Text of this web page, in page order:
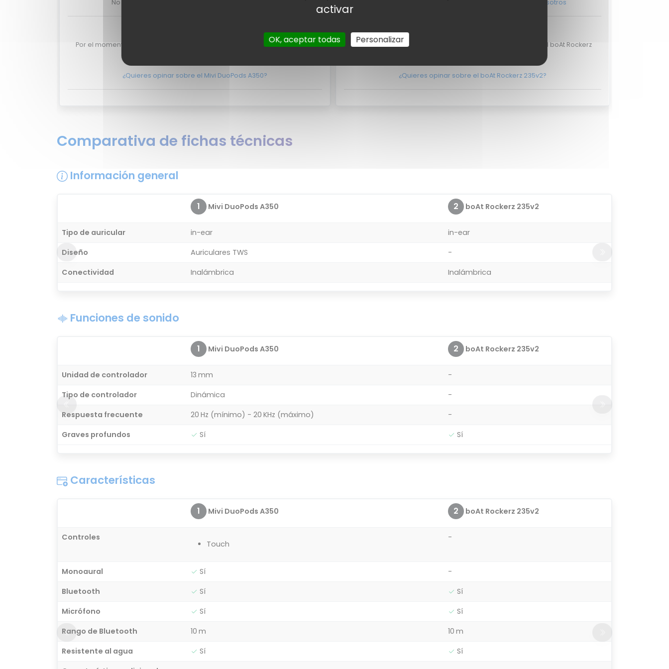
No lo dudes más, y ponte en
Por el momento no existen valoraciones de usuarios para el Mivi DuoPods
¿Quieres opinar sobre el Mivi DuoPods A350?
No lo dudes más, y ponte en contacto con nosotros
Por el momento no existen valoraciones de usuarios para el boAt Rockerz
¿Quieres opinar sobre el boAt Rockerz 235v2?
Comparativa de fichas técnicas
Información general
1 Mivi DuoPods A350 2 boAt Rockerz 235v2
Tipo de auricular in-ear
in-ear
Diseño
Auriculares TWS
-
Conectividad
Inalámbrica Inalámbrica
Funciones de sonido
1 Mivi DuoPods A350 2 boAt Rockerz 235v2
Unidad de controlador 13 mm
-
Tipo de controlador
Dinámica
-
Respuesta frecuente
20 Hz (mínimo) - 20 KHz (máximo)
-
Graves profundos
Sí Sí
Características
1 Mivi DuoPods A350 2 boAt Rockerz 235v2
Controles
Touch
-
Monoaural Sí
-
Bluetooth
Sí
Sí
Micrófono
Sí
Sí
Rango de Bluetooth
10 m
10 m
Resistente al agua
Sí
Sí
activar
OK, aceptar todas Personalizar